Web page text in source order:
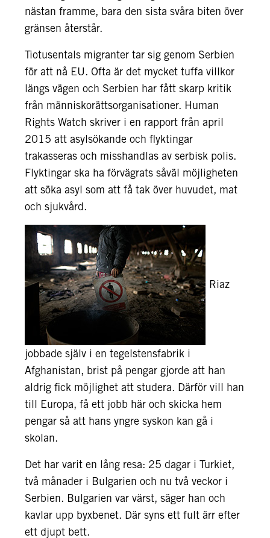
nästan framme, bara den sista svåra biten över
gränsen återstår.
Tiotusentals migranter tar sig genom Serbien
för att nå EU. Ofta är det mycket tuffa villkor
längs vägen och Serbien har fått skarp kritik
från människorättsorganisationer. Human
Rights Watch skriver i en rapport från april
2015 att asylsökande och flyktingar
trakasseras och misshandlas av serbisk polis.
Flyktingar ska ha förvägrats såväl möjligheten
att söka asyl som att få tak över huvudet, mat
och sjukvård.
Riaz
jobbade själv i en tegelstensfabrik i
Afghanistan, brist på pengar gjorde att han
aldrig fick möjlighet att studera. Därför vill han
till Europa, få ett jobb här och skicka hem
pengar så att hans yngre syskon kan gå i
skolan.
Det har varit en lång resa: 25 dagar i Turkiet,
två månader i Bulgarien och nu två veckor i
Serbien. Bulgarien var värst, säger han och
kavlar upp byxbenet. Där syns ett fult ärr efter
ett djupt bett.